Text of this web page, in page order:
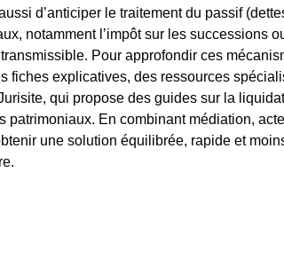
d’anticiper le traitement du passif
notamment l’impôt sur les successions
Pour approfondir ces
fiches explicatives, des ressources
qui propose des guides sur la
patrimoniaux. En combinant médiation,
une solution équilibrée, rapide et